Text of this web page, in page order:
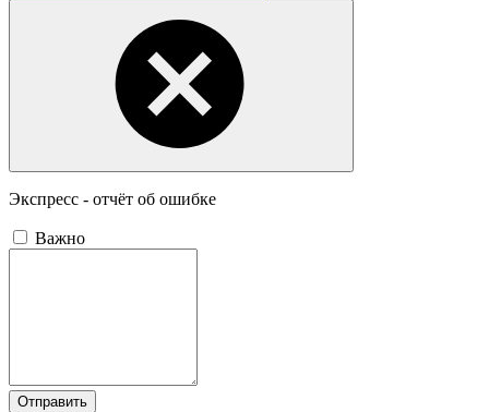
Экспресс - отчёт об ошибке
Важно
Отправить